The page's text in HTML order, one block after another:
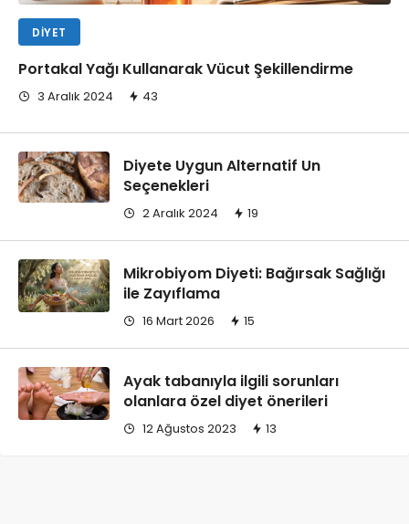
DIYET
Portakal Yağı Kullanarak Vücut Şekillendirme
3 Aralık 2024 43
Diyete Uygun Alternatif Un
Seçenekleri
2 Aralık 2024 19
Mikrobiyom Diyeti: Bağırsak Sağlığı
ile Zayıflama
16 Mart 2026 15
Ayak tabanıyla ilgili sorunları
olanlara özel diyet önerileri
12 Ağustos 2023 13